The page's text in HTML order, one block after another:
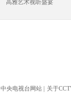
高雅艺术视听盛宴
中央电视台网站 关于